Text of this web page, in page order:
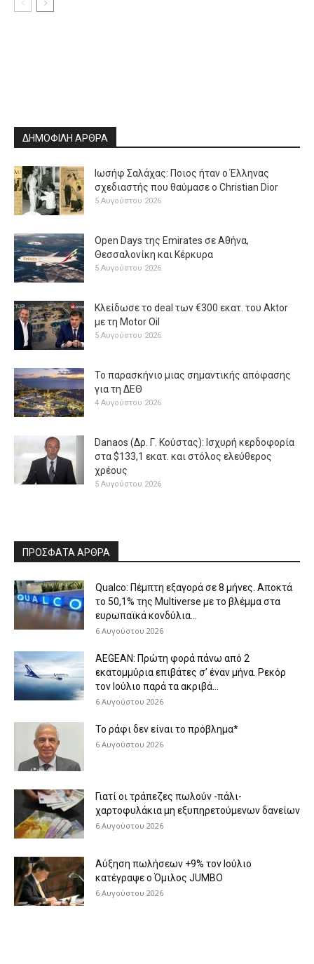
ΔΗΜΟΦΙΛΗ ΑΡΘΡΑ
Ιωσήφ Σαλάχας: Ποιος ήταν ο Έλληνας
σχεδιαστής που θαύμασε ο Christian Dior
5 Αυγούστου 2026
Open Days της Emirates σε Αθήνα,
Θεσσαλονίκη και Κέρκυρα
5 Αυγούστου 2026
Κλείδωσε το deal των €300 εκατ. του Aktor
με τη Μotor Oil
5 Αυγούστου 2026
Το παρασκήνιο μιας σημαντικής απόφασης
για τη ΔΕΘ
4 Αυγούστου 2026
Danaos (Δρ. Γ. Κούστας): Ισχυρή κερδοφορία
στα $133,1 εκατ. και στόλος ελεύθερος
χρέους
5 Αυγούστου 2026
ΠΡΟΣΦΑΤΑ ΑΡΘΡΑ
Qualco: Πέμπτη εξαγορά σε 8 μήνες. Aποκτά
το 50,1% της Multiverse με το βλέμμα στα
ευρωπαϊκά κονδύλια...
6 Αυγούστου 2026
AEGEAN: Πρώτη φορά πάνω από 2
εκατομμύρια επιβάτες σ’ έναν μήνα. Ρεκόρ
τον Ιούλιο παρά τα ακριβά...
6 Αυγούστου 2026
Το ράφι δεν είναι το πρόβλημα*
6 Αυγούστου 2026
Γιατί οι τράπεζες πωλούν -πάλι-
χαρτοφυλάκια μη εξυπηρετούμενων δανείων
6 Αυγούστου 2026
Aύξηση πωλήσεων +9% τον Ιούλιο
κατέγραψε ο Όμιλος JUMBO
6 Αυγούστου 2026